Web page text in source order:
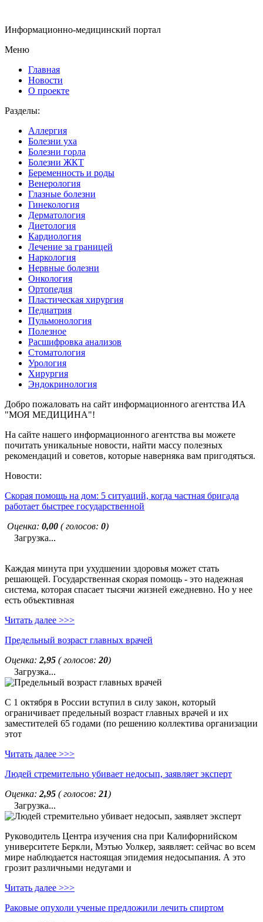
Информационно-медицинский портал
Меню
Главная
Новости
О проекте
Разделы:
Аллергия
Болезни уха
Болезни горла
Болезни ЖКТ
Беременность и роды
Венерология
Глазные болезни
Гинекология
Дерматология
Диетология
Кардиология
Лечение за границей
Наркология
Нервные болезни
Онкология
Ортопедия
Пластическая хирургия
Педиатрия
Пульмонология
Полезное
Расшифровка анализов
Стоматология
Урология
Хирургия
Эндокринология
Добро пожаловать на сайт информационного агентства ИА
"МОЯ МЕДИЦИНА"!
На сайте нашего информационного агентства вы можете
почитать уникальные новости, найти массу полезных
рекомендаций и советов, которые наверняка вам пригодяться.
Новости:
Скорая помощь на дом: 5 ситуаций, когда частная бригада
работает быстрее государственной
Оценка: 0,00 ( голосов: 0)
Загрузка...
Каждая минута при ухудшении здоровья может стать
решающей. Государственная скорая помощь - это надежная
система, которая спасает тысячи жизней ежедневно. Но у нее
есть объективная
Читать далее >>>
Предельный возраст главных врачей
Оценка: 2,95 ( голосов: 20)
Загрузка...
С 1 октября в России вступил в силу закон, который
ограничивает предельный возраст главных врачей и их
заместителей 65 годами (по решению коллектива организации
этот
Читать далее >>>
Людей стремительно убивает недосып, заявляет эксперт
Оценка: 2,95 ( голосов: 21)
Загрузка...
Руководитель Центра изучения сна при Калифорнийском
университете Беркли, Мэтью Уолкер, заявляет: сейчас во всем
мире наблюдается настоящая эпидемия недосыпания. А это
грозит различными недугами и
Читать далее >>>
Раковые опухоли ученые предложили лечить спиртом